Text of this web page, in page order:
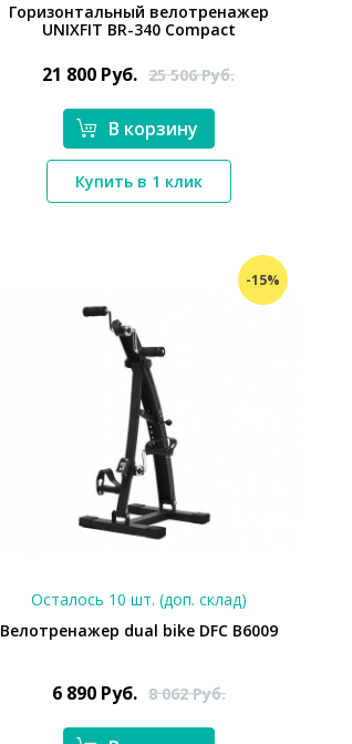
*}
Горизонтальный велотренажер
UNIXFIT BR-340 Compact
21 800 Руб. 25 506Руб.
В корзину
Купить в 1 клик
-15%
Осталось 10 шт. (доп. склад)
Велотренажер dual bike DFC B6009
6 890 Руб. 8 062Руб.